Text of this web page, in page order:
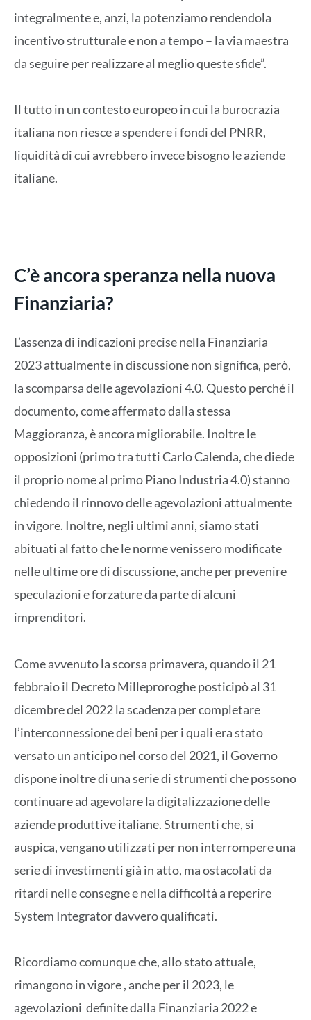
integralmente e, anzi, la potenziamo rendendola
incentivo strutturale e non a tempo – la via maestra
da seguire per realizzare al meglio queste sfide”.
Il tutto in un contesto europeo in cui la burocrazia
italiana non riesce a spendere i fondi del PNRR,
liquidità di cui avrebbero invece bisogno le aziende
italiane.
C’è ancora speranza nella nuova
Finanziaria?
L’assenza di indicazioni precise nella Finanziaria
2023 attualmente in discussione non significa, però,
la scomparsa delle agevolazioni 4.0. Questo perché il
documento, come affermato dalla stessa
Maggioranza, è ancora migliorabile. Inoltre le
opposizioni (primo tra tutti Carlo Calenda, che diede
il proprio nome al primo Piano Industria 4.0) stanno
chiedendo il rinnovo delle agevolazioni attualmente
in vigore. Inoltre, negli ultimi anni, siamo stati
abituati al fatto che le norme venissero modificate
nelle ultime ore di discussione, anche per prevenire
speculazioni e forzature da parte di alcuni
imprenditori.
Come avvenuto la scorsa primavera, quando il 21
febbraio il Decreto Milleproroghe posticipò al 31
dicembre del 2022 la scadenza per completare
l’interconnessione dei beni per i quali era stato
versato un anticipo nel corso del 2021, il Governo
dispone inoltre di una serie di strumenti che possono
continuare ad agevolare la digitalizzazione delle
aziende produttive italiane. Strumenti che, si
auspica, vengano utilizzati per non interrompere una
serie di investimenti già in atto, ma ostacolati da
ritardi nelle consegne e nella difficoltà a reperire
System Integrator davvero qualificati.
Ricordiamo comunque che, allo stato attuale,
rimangono in vigore , anche per il 2023, le
agevolazioni definite dalla Finanziaria 2022 e